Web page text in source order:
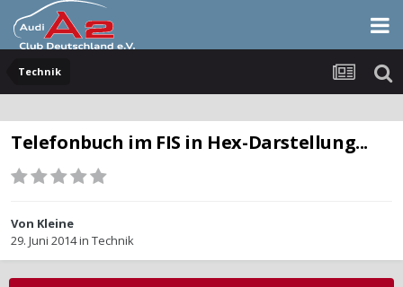
Technik
Telefonbuch im FIS in Hex-Darstellung...
Von Kleine
29. Juni 2014in Technik